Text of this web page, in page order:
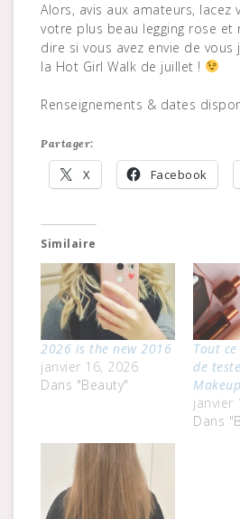
Alors, avis aux amateurs, lacez
votre plus beau legging rose et
dire si vous avez envie de
la Hot Girl Walk de juillet !
Renseignements & dates
Partager:
X Facebook
Similaire
2026 is the new 2016
janvier 16, 2026
Dans "Beauty"
Tout
de
janvier
Dans